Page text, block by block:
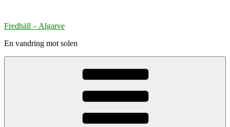
innehåll
Fredhäll – Algarve
En vandring mot solen